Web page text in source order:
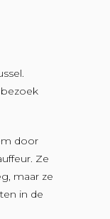
door
Ze
maar ze
in de